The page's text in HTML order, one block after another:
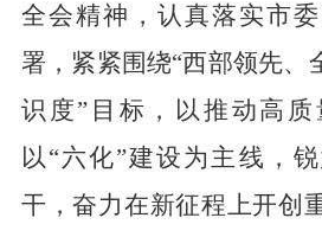
全会精神，认真落实市
署，紧紧围绕“西部领先、
识度” 目标，以推动高质
以“六化”建设为主线，
干，奋力在新征程上开创